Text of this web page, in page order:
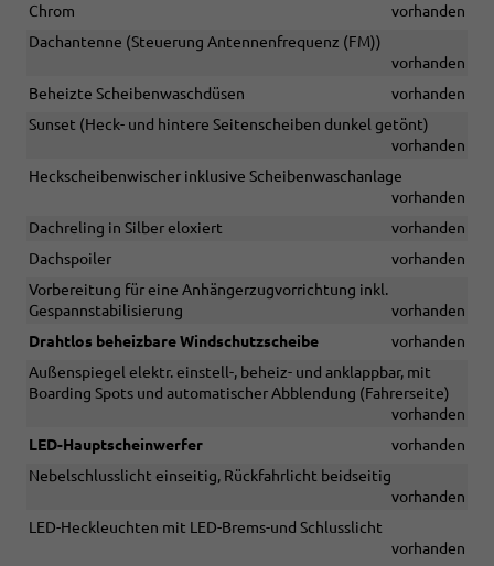
Chrom
vorhanden
Dachantenne (Steuerung Antennenfrequenz (FM))
vorhanden
Beheizte Scheibenwaschdüsen
vorhanden
Sunset (Heck- und hintere Seitenscheiben dunkel getönt)
vorhanden
Heckscheibenwischer inklusive Scheibenwaschanlage
vorhanden
Dachreling in Silber eloxiert
vorhanden
Dachspoiler
vorhanden
Vorbereitung für eine Anhängerzugvorrichtung inkl.
Gespannstabilisierung
vorhanden
Drahtlos beheizbare Windschutzscheibe
vorhanden
Außenspiegel elektr. einstell-, beheiz- und anklappbar, mit
Boarding Spots und automatischer Abblendung (Fahrerseite)
vorhanden
LED-Hauptscheinwerfer
vorhanden
Nebelschlusslicht einseitig, Rückfahrlicht beidseitig
vorhanden
LED-Heckleuchten mit LED-Brems-und Schlusslicht
vorhanden